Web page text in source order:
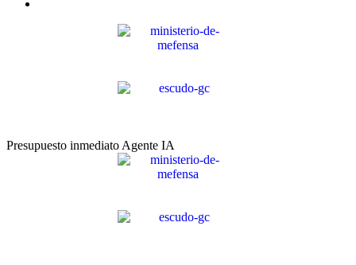
Presupuesto inmediato Agente IA